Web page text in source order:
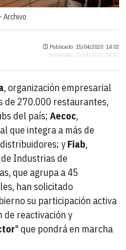
Archivo
Publicado: 15/04/2020 ·14:02
Actualizado: 15/04/2020 · 14:02
, organización empresarial
de 270.000 restaurantes,
del país;Aecoc,
que integra a más de
yFiab,
Industrias de
que agrupa a 45
han solicitado
su participación activa
de reactivación y
" que pondrá en marcha